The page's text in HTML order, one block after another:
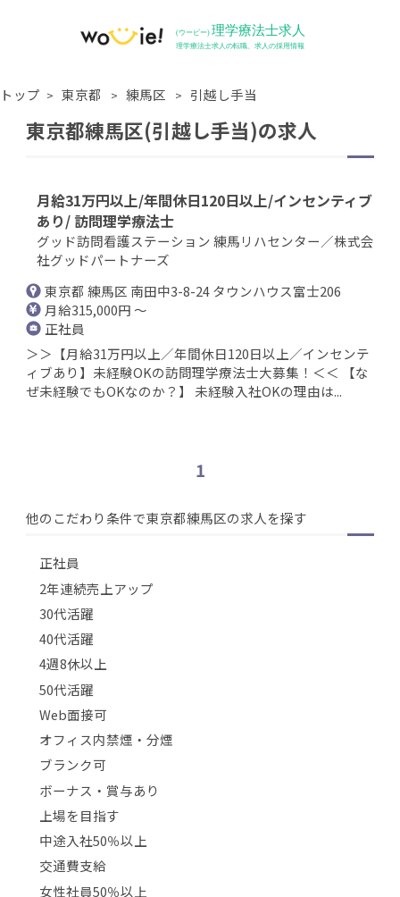
トップ 東京都 練馬区 引越し手当
東京都練馬区(引越し手当)の求人
月給31万円以上/年間休日120日以上/インセンティブ
あり/ 訪問理学療法士
グッド訪問看護ステーション 練馬リハセンター／株式会
社グッドパートナーズ
東京都 練馬区 南田中3-8-24 タウンハウス富士206
月給315,000円 ～
正社員
＞＞【月給31万円以上／年間休日120日以上／インセンテ
ィブあり】未経験OKの訪問理学療法士大募集！＜＜ 【な
ぜ未経験でもOKなのか？】 未経験入社OKの理由は...
1
他のこだわり条件で東京都練馬区の求人を探す
正社員
2年連続売上アップ
30代活躍
40代活躍
4週8休以上
50代活躍
Web面接可
オフィス内禁煙・分煙
ブランク可
ボーナス・賞与あり
上場を目指す
中途入社50％以上
交通費支給
女性社員50％以上